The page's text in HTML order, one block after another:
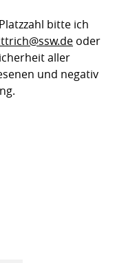
bitte ich
oder
aller
und negativ